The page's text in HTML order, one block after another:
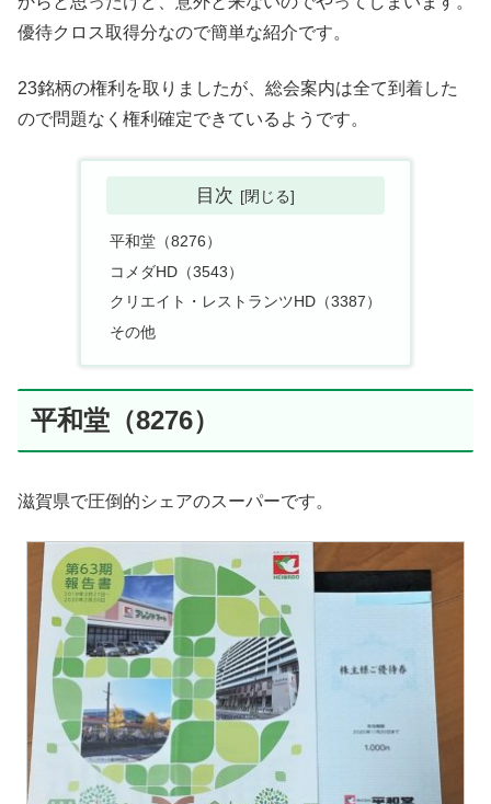
優待クロス取得分なので簡単な紹介です。
23銘柄の権利を取りましたが、総会案内は全て到着した
ので問題なく権利確定できているようです。
目次
平和堂（8276）
コメダHD（3543）
クリエイト・レストランツHD（3387）
その他
平和堂（8276）
滋賀県で圧倒的シェアのスーパーです。